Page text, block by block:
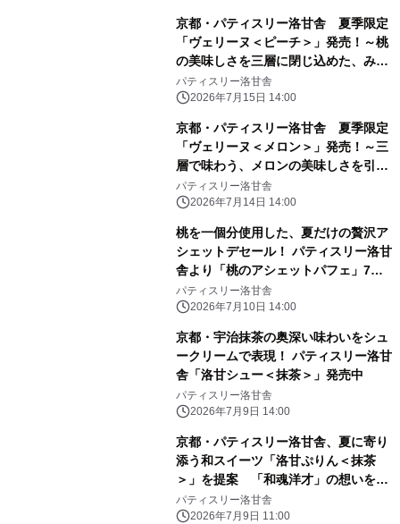
京都・パティスリー洛甘舎 夏季限定
「ヴェリーヌ＜ピーチ＞」発売！～桃
の美味しさを三層に閉じ込めた、みず
みずしい夏のヴェリーヌ～
パティスリー洛甘舎
2026年7月15日 14:00
京都・パティスリー洛甘舎 夏季限定
「ヴェリーヌ＜メロン＞」発売！～三
層で味わう、メロンの美味しさを引き
出した新感覚ヴェリーヌ～
パティスリー洛甘舎
2026年7月14日 14:00
桃を一個分使用した、夏だけの贅沢ア
シェットデセール！ パティスリー洛甘
舎より「桃のアシェットパフェ」7月9
日（木）新発売！
パティスリー洛甘舎
2026年7月10日 14:00
京都・宇治抹茶の奥深い味わいをシュ
ークリームで表現！ パティスリー洛甘
舎「洛甘シュー＜抹茶＞」発売中
パティスリー洛甘舎
2026年7月9日 14:00
京都・パティスリー洛甘舎、夏に寄り
添う和スイーツ「洛甘ぷりん＜抹茶
＞」を提案 「和魂洋才」の想いを込
めた、和三盆仕立ての濃厚抹茶ぷりん
パティスリー洛甘舎
2026年7月9日 11:00